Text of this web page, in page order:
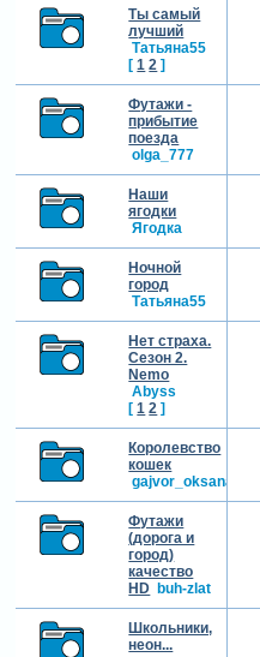
Ты самый
лучший
Татьяна55
[ 1 2 ]
Футажи -
прибытие
поезда
olga_777
Наши
ягодки
Ягодка
Ночной
город
Татьяна55
Нет страха.
Сезон 2.
Nemo
Abyss
[ 1 2 ]
Королевство
кошек
gajvor_oksana
Футажи
(дорога и
город)
качество
HD buh-zlat
Школьники,
неон...